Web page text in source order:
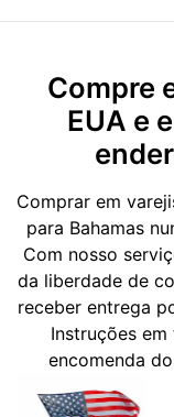
Compre
EUA e
Comprar em
para Bahamas
Com nosso
da liberdade de
receber entrega
Instruções
encomenda